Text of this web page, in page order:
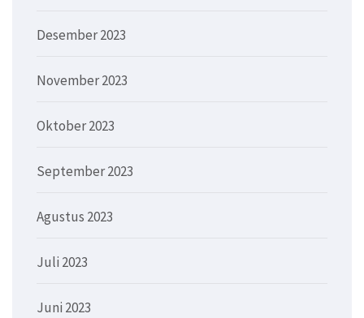
Desember 2023
November 2023
Oktober 2023
September 2023
Agustus 2023
Juli 2023
Juni 2023